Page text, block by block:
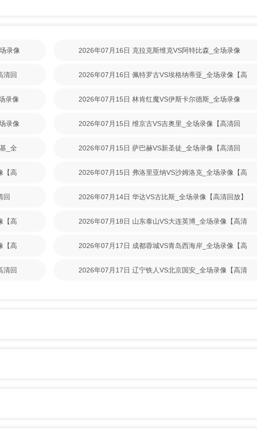
录像 2026年07月16日 克拉克斯维克VS阿特比森_全场录像
清回 2026年07月16日 佩特罗古VS埃格纳蒂亚_全场录像【高
录像 2026年07月15日 林肯红魔VS伊斯卡尔德斯_全场录像
录像 2026年07月15日 维京古VS吉奥里_全场录像【高清回
_全 2026年07月15日 萨巴赫VS新圣徒_全场录像【高清回
【高 2026年07月15日 弗洛里亚纳VS沙姆洛克_全场录像【高
回 2026年07月14日 华达VS古比斯_全场录像【高清回放】
【高 2026年07月18日 山东泰山VS大连英博_全场录像【高清
【高 2026年07月17日 成都蓉城VS青岛西海岸_全场录像【高
清回 2026年07月17日 辽宁铁人VS北京国安_全场录像【高清